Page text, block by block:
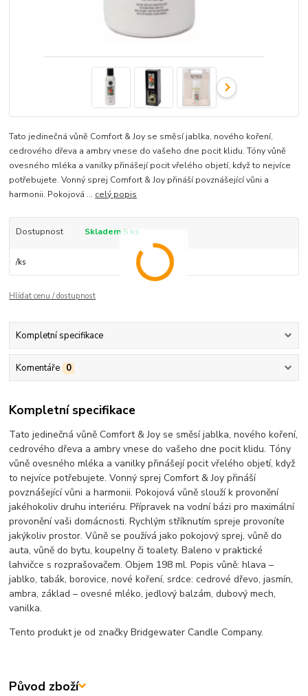
Tato jedinečná vůně Comfort & Joy se směsí jablka, nového koření,
cedrového dřeva a ambry vnese do vašeho dne pocit klidu. Tóny vůně
ovesného mléka a vanilky přinášejí pocit vřelého objetí, když to nejvíce
potřebujete. Vonný sprej Comfort & Joy přináší povznášející vůni a
harmonii. Pokojová ... celý popis
Dostupnost Skladem 5 ks
/ks
Hlídat cenu / dostupnost
Kompletní specifikace
Komentáře 0
Kompletní specifikace
Tato jedinečná vůně Comfort & Joy se směsí jablka, nového koření,
cedrového dřeva a ambry vnese do vašeho dne pocit klidu. Tóny
vůně ovesného mléka a vanilky přinášejí pocit vřelého objetí, když
to nejvíce potřebujete. Vonný sprej Comfort & Joy přináší
povznášející vůni a harmonii. Pokojová vůně slouží k provonění
jakéhokoliv druhu interiéru. Přípravek na vodní bázi pro maximální
provonění vaši domácnosti. Rychlým stříknutím spreje provoníte
jakýkoliv prostor. Vůně se používá jako pokojový sprej, vůně do
auta, vůně do bytu, koupelny či toalety. Baleno v praktické
lahvičce s rozprašovačem. Objem 198 ml. Popis vůně: hlava –
jablko, tabák, borovice, nové koření, srdce: cedrové dřevo, jasmín,
ambra, základ – ovesné mléko, jedlový balzám, dubový mech,
vanilka.
Tento produkt je od značky Bridgewater Candle Company.
Původ zboží